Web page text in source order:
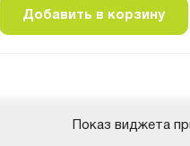
Добавить в корзину
Показ виджета